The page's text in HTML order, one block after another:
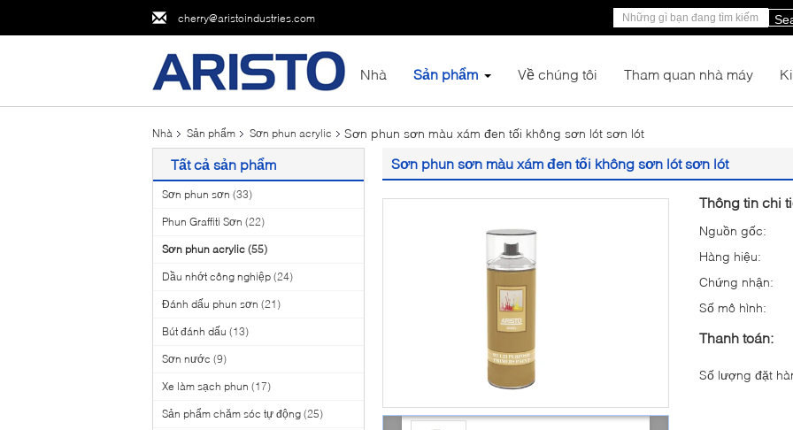
cherry@aristoindustries.com
Nhà Sản phẩm Về chúng tôi Tham quan nhà máy
Nhà Sản phẩm Sơn phun acrylic Sơn phun sơn màu xám đen tối không sơn lót sơn lót
Tất cả sản phẩm
Sơn phun sơn (33)
Phun Graffiti Sơn (22)
Sơn phun acrylic (55)
Dầu nhớt công nghiệp (24)
Đánh dấu phun sơn (21)
Bút đánh dấu (13)
Sơn nước (9)
Xe làm sạch phun (17)
Sản phẩm chăm sóc tự động (25)
Sơn phun sơn màu xám đen tối không sơn lót sơn lót
Thông tin chi
Nguồn gốc:
Hàng hiệu:
Chứng nhận:
Số mô hình:
Thanh toán:
Số lượng đặt